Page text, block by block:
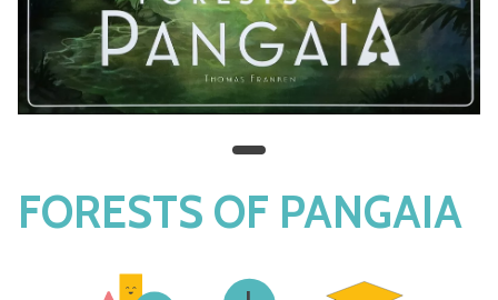
FORESTS OF PANGAIA